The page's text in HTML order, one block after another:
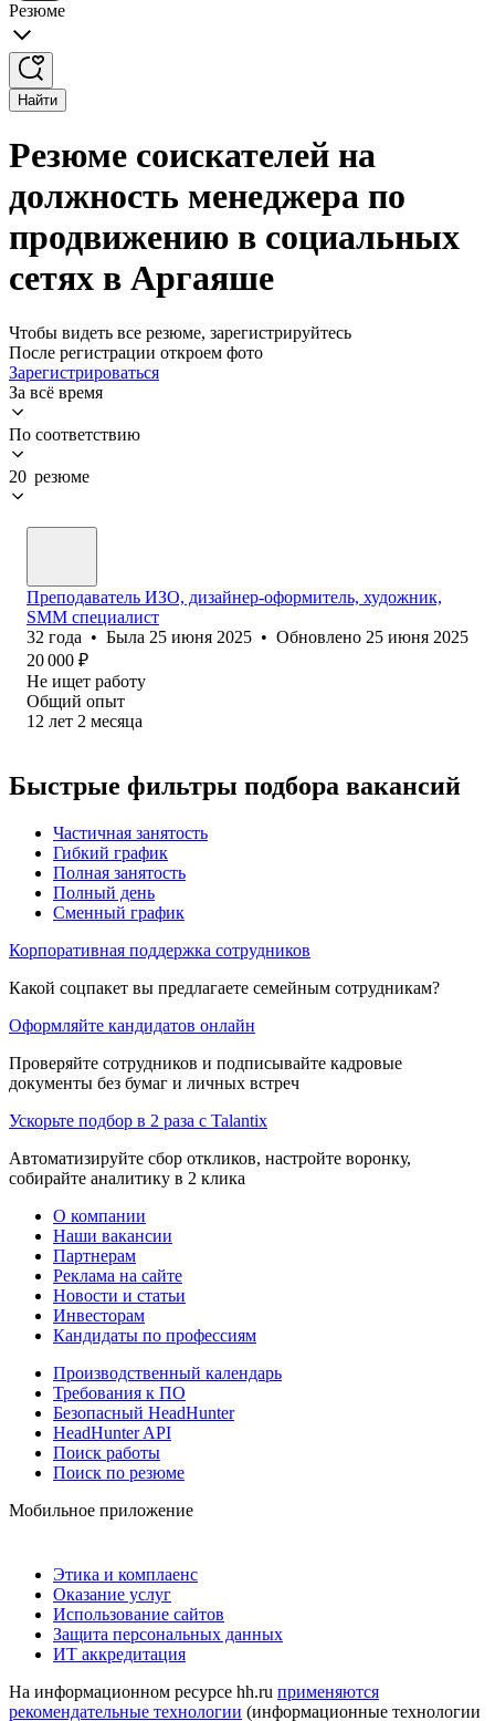
Резюме
Найти
Резюме соискателей на
должность менеджера по
продвижению в социальных
сетях в Аргаяше
Чтобы видеть все резюме, зарегистрируйтесь
После регистрации откроем фото
Зарегистрироваться
За всё время
По соответствию
20 резюме
Преподаватель ИЗО, дизайнер-оформитель, художник,
SMM специалист
32 года • Была 25 июня 2025 • Обновлено 25 июня 2025
20 000 ₽
Не ищет работу
Общий опыт
12 лет 2 месяца
Быстрые фильтры подбора вакансий
Частичная занятость
Гибкий график
Полная занятость
Полный день
Сменный график
Корпоративная поддержка сотрудников
Какой соцпакет вы предлагаете семейным сотрудникам?
Оформляйте кандидатов онлайн
Проверяйте сотрудников и подписывайте кадровые
документы без бумаг и личных встреч
Ускорьте подбор в 2 раза с Talantix
Автоматизируйте сбор откликов, настройте воронку,
собирайте аналитику в 2 клика
О компании
Наши вакансии
Партнерам
Реклама на сайте
Новости и статьи
Инвесторам
Кандидаты по профессиям
Производственный календарь
Требования к ПО
Безопасный HeadHunter
HeadHunter API
Поиск работы
Поиск по резюме
Мобильное приложение
Этика и комплаенс
Оказание услуг
Использование сайтов
Защита персональных данных
ИТ аккредитация
На информационном ресурсе hh.ru применяются
рекомендательные технологии (информационные технологии